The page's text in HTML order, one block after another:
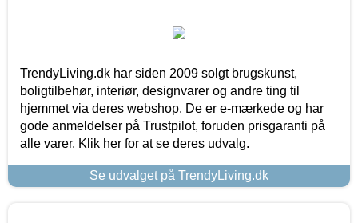
TrendyLiving.dk har siden 2009 solgt brugskunst,
boligtilbehør, interiør, designvarer og andre ting til
hjemmet via deres webshop. De er e-mærkede og har
gode anmeldelser på Trustpilot, foruden prisgaranti på
alle varer. Klik her for at se deres udvalg.
Se udvalget på TrendyLiving.dk